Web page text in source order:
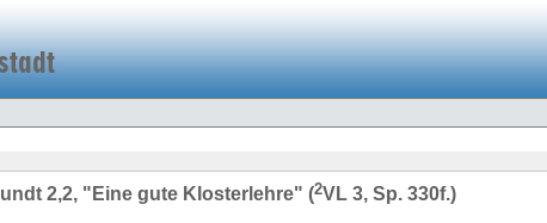
2,2, "Eine gute Klosterlehre" (2VL 3, Sp. 330f.)